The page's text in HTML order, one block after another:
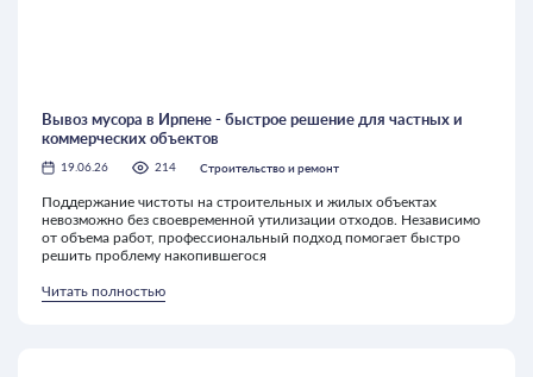
Вывоз мусора в Ирпене - быстрое решение для частных и
коммерческих объектов
19.06.26 214 Строительство и ремонт
Поддержание чистоты на строительных и жилых объектах
невозможно без своевременной утилизации отходов. Независимо
от объема работ, профессиональный подход помогает быстро
решить проблему накопившегося
Читать полностью